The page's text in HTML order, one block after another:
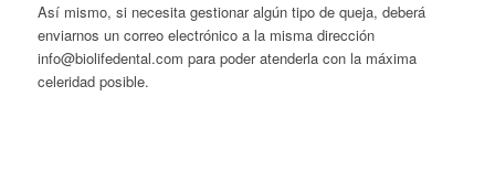
Así mismo, si necesita gestionar algún tipo de queja, deberá
enviarnos un correo electrónico a la misma dirección
info@biolifedental.com para poder atenderla con la máxima
celeridad posible.